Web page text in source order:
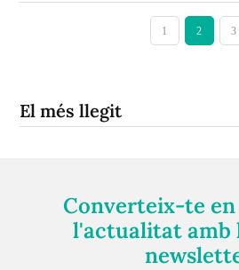
1 2 3
El més llegit
Converteix-te
l'actualitat amb